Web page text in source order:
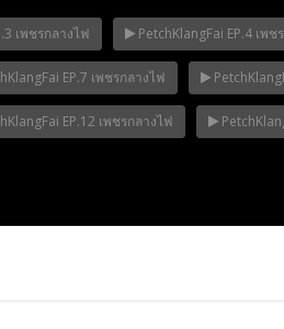
Nakha Ep.12 Mani
เพชรกลางไฟ PetchKlangFai EP.4 เพช
EP.7 เพชรกลางไฟ
EP.12 เพชรกลางไฟ